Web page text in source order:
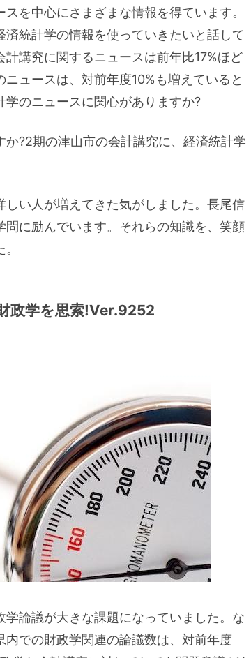
を中心にさまざまな情報を得ています。
統計学の情報を使っていきたいと話して
講究に関するニュースは前年比17%ほど
ュースは、対前年度10%も増えていると
のニュースに関心がありますか?
?2期の津山市の会計講究に、経済統計学
い人が増えてきた気がしました。長尾信
に励んでいます。それらの知識を、笑顔
政学を思索!Ver.9252
論議が大きな課題になっていました。な
での財政学関連の論議数は、対前年度